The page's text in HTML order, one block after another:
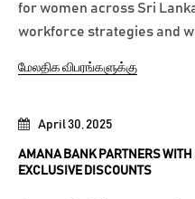
April 30, 2025
AMANA BANK PARTNERS
EXCLUSIVE DISCOUNTS
for women across Sri
workforce strategies and
மேலதிக விபரங்களுக்கு